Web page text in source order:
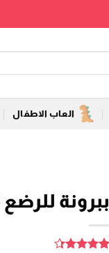
العاب الاطفال
ببرونة للرضع 75 مل من بينك